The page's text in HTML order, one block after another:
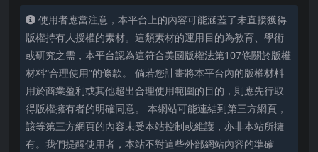
使用者應當注意，本平台上的內容可能涵蓋了未直接獲得
版權持有人授權的素材。這類素材的運用目的為教育、學術
或研究之需，本平台認為這符合美國版權法第107條關於版權
材料“合理使用”的條款。 倘若您計畫將本平台內的版權材料
用於商業盈利或其他超出合理使用範圍的目的，則應先行取
得版權擁有者的明確同意。 本網站可能連結到第三方網頁，
該等第三方網頁的內容未受本站控制或維護，亦非本站所擁
有。我們提醒使用者，本站不對這些外部網站內容的準確